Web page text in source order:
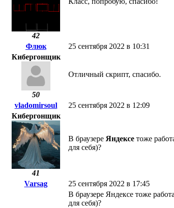
42
Флюк
25 сентября 2022 в 10:31
Кибергонщик
50
Отличный скрипт, спасибо.
vladomirsoul
25 сентября 2022 в 12:09
Кибергонщик
41
В браузере Яндексе тоже
для себя)?
Varsag 25 сентября 2022 в 17:45
В браузере Яндексе тоже
для себя)?